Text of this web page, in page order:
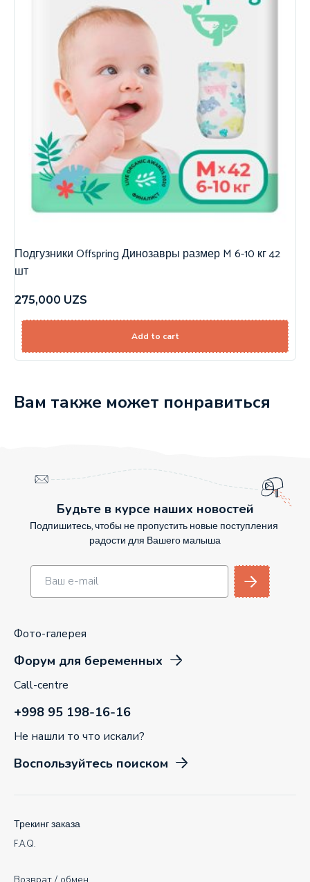
Подгузники Offspring Динозавры размер M 6-10 кг 42
шт
275,000 UZS
Add to cart
Вам также может понравиться
Будьте в курсе наших новостей
Подпишитесь, чтобы не пропустить новые поступления
радости для Вашего малыша
Фото-галерея
Форум для беременных
Call-centre
+998 95 198-16-16
Не нашли то что искали?
Воспользуйтесь поиском
Трекинг заказа
F.A.Q.